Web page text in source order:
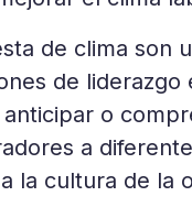
de clima son
de liderazgo
o
a
la cultura de la